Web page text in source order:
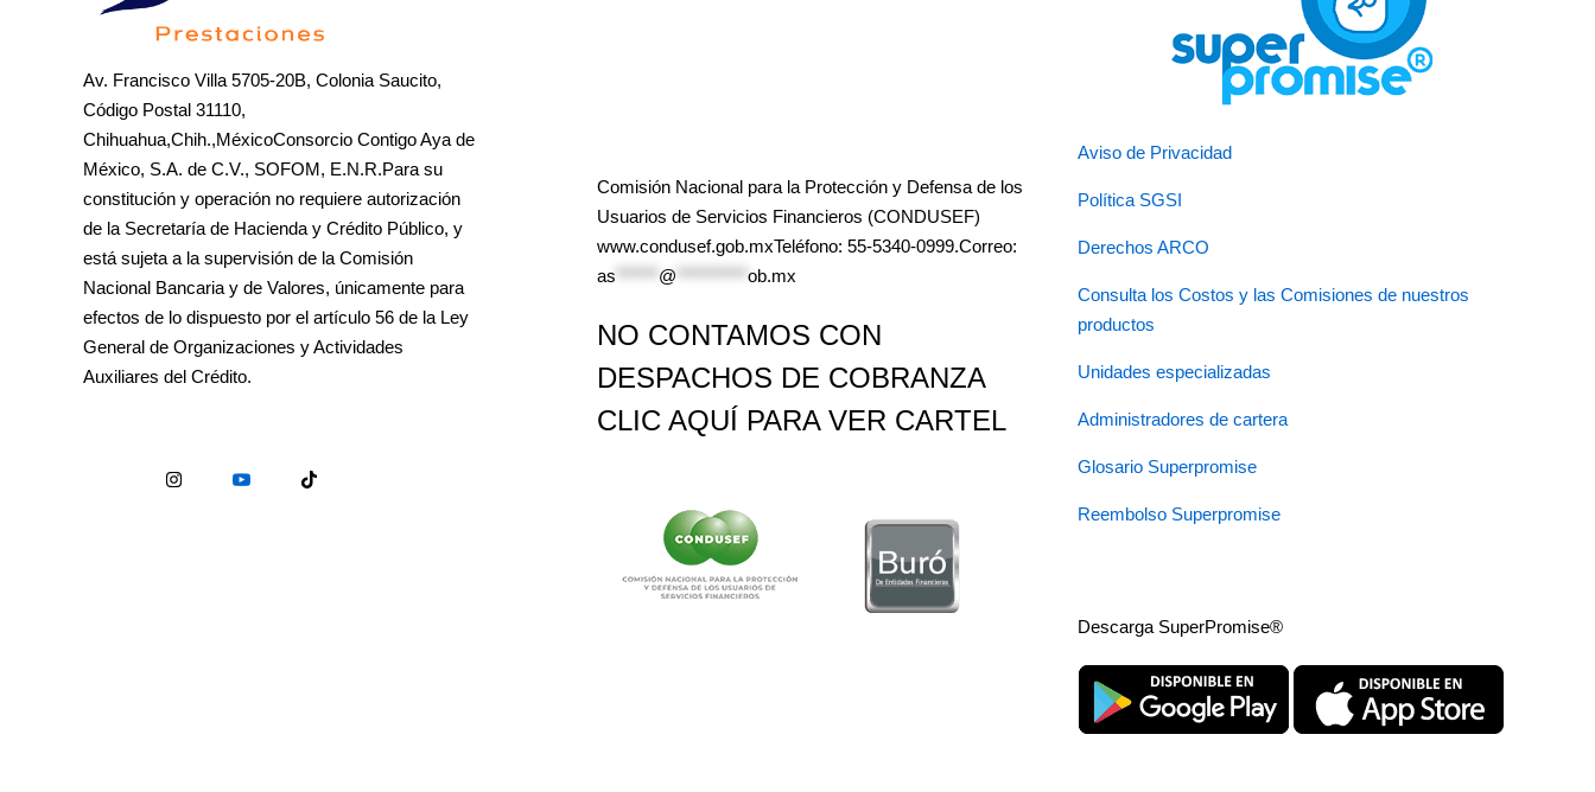
Av. Francisco Villa 5705-20B, Colonia Saucito,
Código Postal 31110,
Chihuahua,Chih.,MéxicoConsorcio Contigo Aya de
México, S.A. de C.V., SOFOM, E.N.R.Para su
constitución y operación no requiere autorización
de la Secretaría de Hacienda y Crédito Público, y
está sujeta a la supervisión de la Comisión
Nacional Bancaria y de Valores, únicamente para
efectos de lo dispuesto por el artículo 56 de la Ley
General de Organizaciones y Actividades
Auxiliares del Crédito.
Comisión Nacional para la Protección y Defensa de los
Usuarios de Servicios Financieros (CONDUSEF)
www.condusef.gob.mxTeléfono: 55-5340-0999.Correo:
as
@ ob.mx
NO CONTAMOS CON
DESPACHOS DE COBRANZA
CLIC AQUÍ PARA VER CARTEL
Aviso de Privacidad
Política SGSI
Derechos ARCO
Consulta los Costos y las Comisiones de nuestros
productos
Unidades especializadas
Administradores de cartera
Glosario Superpromise
Reembolso Superpromise
Descarga SuperPromise®